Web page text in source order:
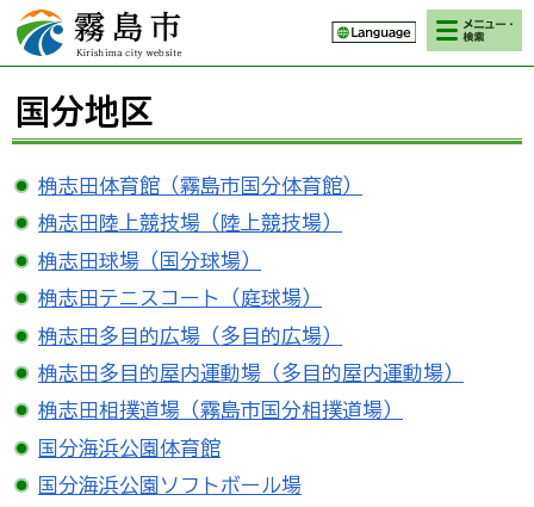
霧島市 Kirishima
city website
検索・メニ
ュー
国分地区
桷志田体育館（霧島市国分体育館）
桷志田陸上競技場（陸上競技場）
桷志田球場（国分球場）
桷志田テニスコート（庭球場）
桷志田多目的広場（多目的広場）
桷志田多目的屋内運動場（多目的屋内運動場）
桷志田相撲道場（霧島市国分相撲道場）
国分海浜公園体育館
国分海浜公園ソフトボール場